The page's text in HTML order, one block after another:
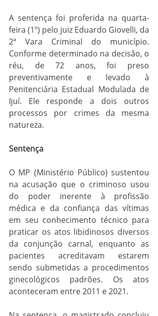
A sentença foi proferida na quarta-
feira (1º) pelo juiz Eduardo Giovelli, da
2ª Vara Criminal do município.
Conforme determinado na decisão, o
réu, de 72 anos, foi preso
preventivamente e levado à
Penitenciária Estadual Modulada de
Ijuí. Ele responde a dois outros
processos por crimes da mesma
natureza.
Sentença
O MP (Ministério Público) sustentou
na acusação que o criminoso usou
do poder inerente à profissão
médica e da confiança das vítimas
em seu conhecimento técnico para
praticar os atos libidinosos diversos
da conjunção carnal, enquanto as
pacientes acreditavam estarem
sendo submetidas a procedimentos
ginecológicos padrões. Os atos
aconteceram entre 2011 e 2021.